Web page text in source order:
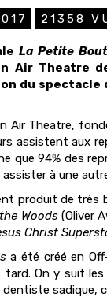
21358
La Petite
Air Theatre
du spectacle
Air Theatre,
assistent aux
que 94% des
assister à une
produit de très
Woods(Oliver
Christ
a été créé en
tard. On y suit
dentiste sadique,